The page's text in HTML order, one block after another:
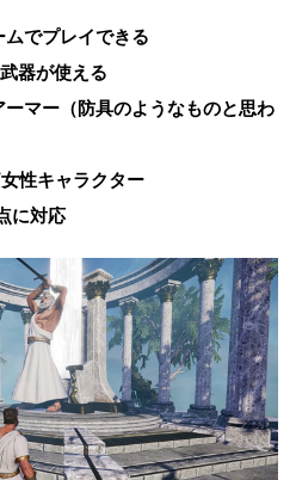
ムでプレイできる
器が使える
マー（防具のようなものと思わ
性キャラクター
に対応